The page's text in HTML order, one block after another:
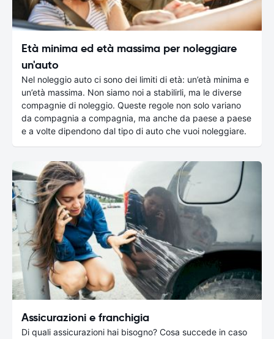
Età minima ed età massima per noleggiare
un'auto
Nel noleggio auto ci sono dei limiti di età: un’età minima e
un’età massima. Non siamo noi a stabilirli, ma le diverse
compagnie di noleggio. Queste regole non solo variano
da compagnia a compagnia, ma anche da paese a paese
e a volte dipendono dal tipo di auto che vuoi noleggiare.
Assicurazioni e franchigia
Di quali assicurazioni hai bisogno? Cosa succede in caso